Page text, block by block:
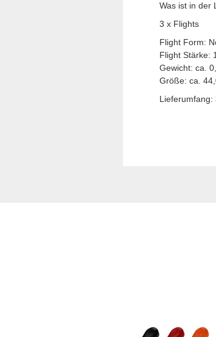
Was ist in der
3 x Flights
Flight Form:
Flight Stärke:
Gewicht: ca.
Größe: ca.
Lieferumfang: